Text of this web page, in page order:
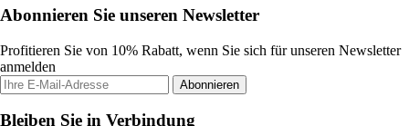
Abonnieren Sie unseren Newsletter
Profitieren Sie von 10% Rabatt, wenn Sie sich für unseren Newsletter
anmelden
Abonnieren
Bleiben Sie in Verbindung